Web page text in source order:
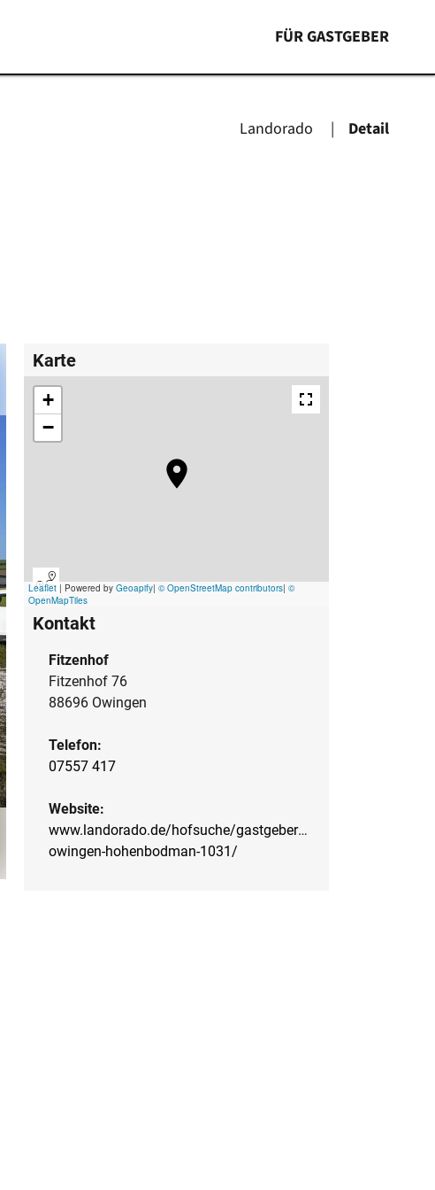
FÜR GASTGEBER
Detail
Karte
Kontakt
Fitzenhof
Fitzenhof 76
88696 Owingen
Telefon:
07557 417
Website:
www.landorado.de/hofsuche/gastgeber/fitzenhof-
owingen-hohenbodman-1031/